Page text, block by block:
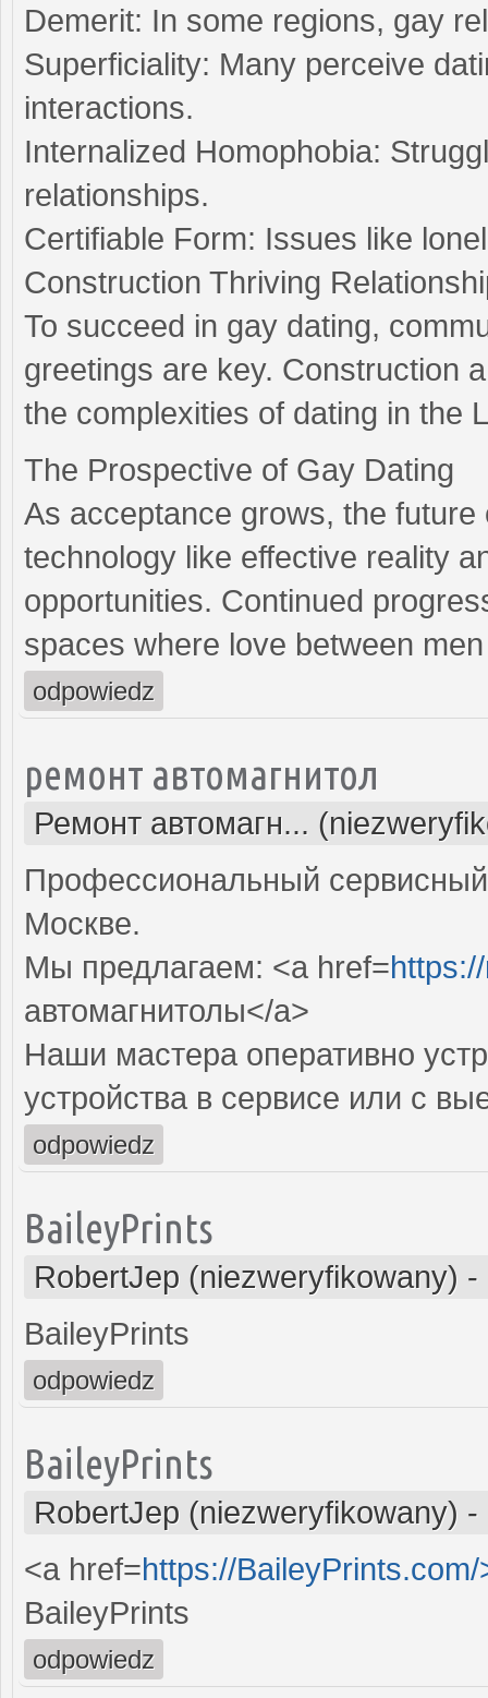
Demerit: In some regions, gay
Superficiality: Many perceive
interactions.
Internalized Homophobia:
relationships.
Certifiable Form: Issues like
Construction Thriving
To succeed in gay dating,
greetings are key. Construction
the complexities of dating in the
The Prospective of Gay Dating
As acceptance grows, the
technology like effective reality
opportunities. Continued
spaces where love between
odpowiedz
ремонт автомагнитол
Ремонт автомагн...
Профессиональный
Москве.
Мы предлагаем: <a href=
автомагнитолы</a>
Наши мастера оперативно
устройства в сервисе или с
odpowiedz
BaileyPrints
RobertJep (niezweryfikowany) -
BaileyPrints
odpowiedz
BaileyPrints
RobertJep (niezweryfikowany) -
<a href=https://
BaileyPrints
odpowiedz